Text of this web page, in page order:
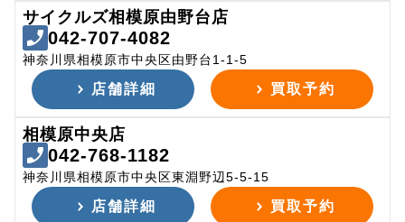
サイクルズ相模原由野台店
042-707-4082
神奈川県相模原市中央区由野台1-1-5
店舗詳細 買取予約
相模原中央店
042-768-1182
神奈川県相模原市中央区東淵野辺5-5-15
店舗詳細 買取予約